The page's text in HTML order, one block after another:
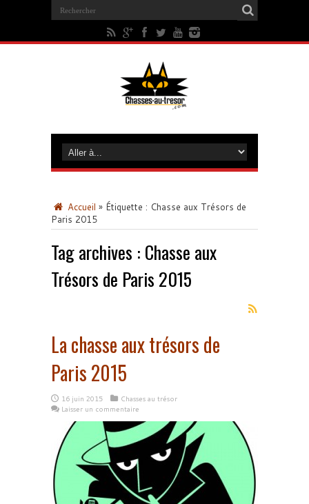
Accueil » Étiquette : Chasse aux Trésors de
Paris 2015
Tag archives : Chasse aux
Trésors de Paris 2015
La chasse aux trésors de
Paris 2015
16 juin 2015
Chasses au trésor
Laisser un commentaire